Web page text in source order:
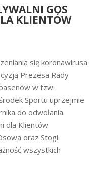
GOS
KLIENTÓW
się koronawirusa
Prezesa Rady
w tzw.
Sportu uprzejmie
do odwołania
dla Klientów
oraz Stogi.
wszystkich